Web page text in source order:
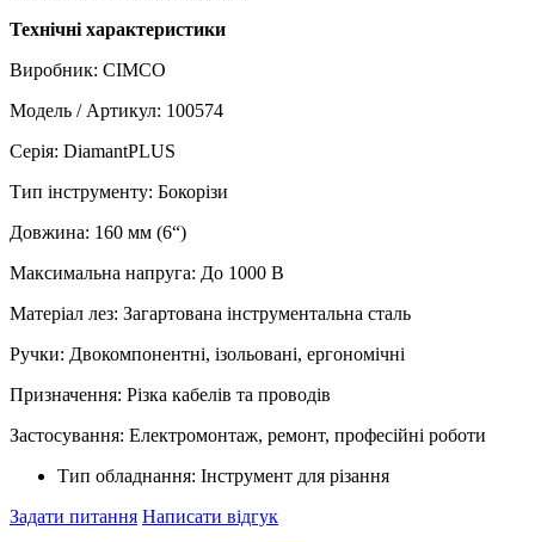
Технічні характеристики
Виробник: CIMCO
Модель / Артикул: 100574
Серія: DiamantPLUS
Тип інструменту: Бокорізи
Довжина: 160 мм (6“)
Максимальна напруга: До 1000 В
Матеріал лез: Загартована інструментальна сталь
Ручки: Двокомпонентні, ізольовані, ергономічні
Призначення: Різка кабелів та проводів
Застосування: Електромонтаж, ремонт, професійні роботи
Тип обладнання: Інструмент для різання
Задати питання Написати відгук